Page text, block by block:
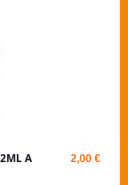
A
2,00 €